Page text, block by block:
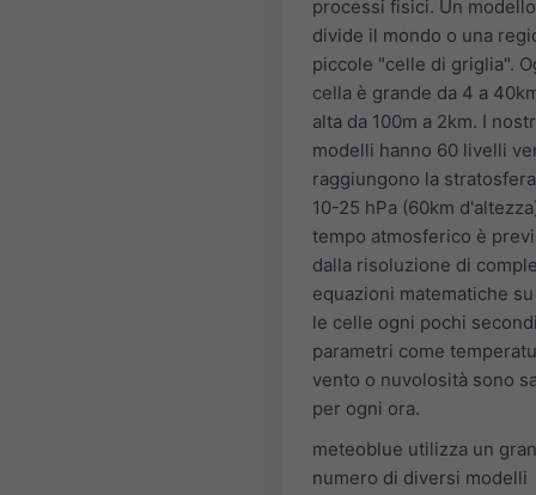
processi fisici. Un
divide il mondo o una
piccole "celle di griglia".
cella è grande da 4 a
alta da 100m a 2km. I
modelli hanno 60 livelli
raggiungono la
10-25 hPa (60km
tempo atmosferico è
dalla risoluzione di
equazioni matematiche
le celle ogni pochi
parametri come
vento o nuvolosità sono
per ogni ora.
meteoblue utilizza un
numero di diversi modelli